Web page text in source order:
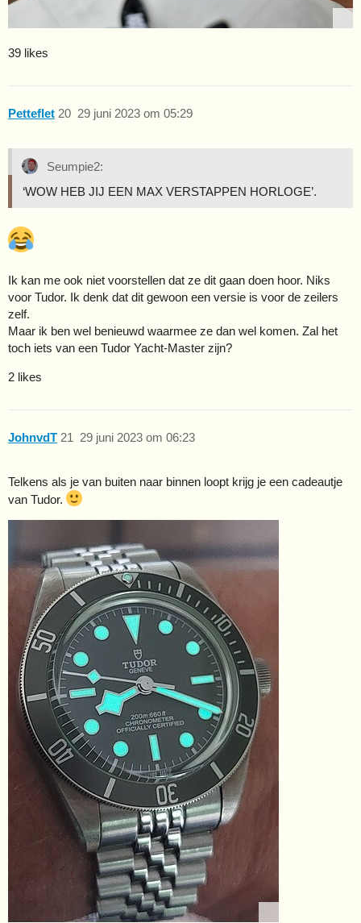
39 likes
Petteflet 29 juni 2023 om 05:29
20
Seumpie2:
‘WOW HEB JIJ EEN MAX VERSTAPPEN HORLOGE’.
Ik kan me ook niet voorstellen dat ze dit gaan doen hoor. Niks
voor Tudor. Ik denk dat dit gewoon een versie is voor de zeilers
zelf.
Maar ik ben wel benieuwd waarmee ze dan wel komen. Zal het
toch iets van een Tudor Yacht-Master zijn?
2 likes
JohnvdT 29 juni 2023 om 06:23
21
Telkens als je van buiten naar binnen loopt krijg je een cadeautje
van Tudor.